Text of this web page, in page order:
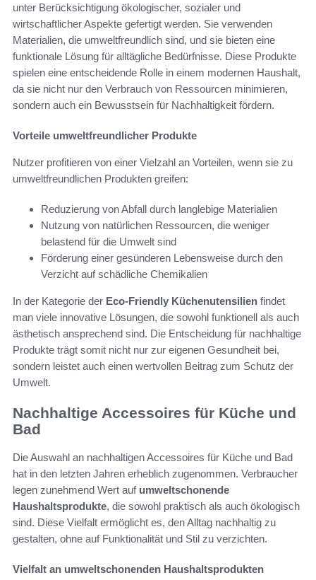
unter Berücksichtigung ökologischer, sozialer und
wirtschaftlicher Aspekte gefertigt werden. Sie verwenden
Materialien, die umweltfreundlich sind, und sie bieten eine
funktionale Lösung für alltägliche Bedürfnisse. Diese Produkte
spielen eine entscheidende Rolle in einem modernen Haushalt,
da sie nicht nur den Verbrauch von Ressourcen minimieren,
sondern auch ein Bewusstsein für Nachhaltigkeit fördern.
Vorteile umweltfreundlicher Produkte
Nutzer profitieren von einer Vielzahl an Vorteilen, wenn sie zu
umweltfreundlichen Produkten greifen:
Reduzierung von Abfall durch langlebige Materialien
Nutzung von natürlichen Ressourcen, die weniger
belastend für die Umwelt sind
Förderung einer gesünderen Lebensweise durch den
Verzicht auf schädliche Chemikalien
In der Kategorie der Eco-Friendly Küchenutensilien findet
man viele innovative Lösungen, die sowohl funktionell als auch
ästhetisch ansprechend sind. Die Entscheidung für nachhaltige
Produkte trägt somit nicht nur zur eigenen Gesundheit bei,
sondern leistet auch einen wertvollen Beitrag zum Schutz der
Umwelt.
Nachhaltige Accessoires für Küche und
Bad
Die Auswahl an nachhaltigen Accessoires für Küche und Bad
hat in den letzten Jahren erheblich zugenommen. Verbraucher
legen zunehmend Wert auf umweltschonende
Haushaltsprodukte, die sowohl praktisch als auch ökologisch
sind. Diese Vielfalt ermöglicht es, den Alltag nachhaltig zu
gestalten, ohne auf Funktionalität und Stil zu verzichten.
Vielfalt an umweltschonenden Haushaltsprodukten